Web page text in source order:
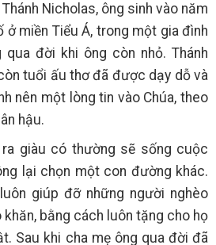
Nicholas, ông sinh vào năm
ở miền Tiểu Á, trong một gia đình
qua đời khi ông còn nhỏ. Thánh
tuổi ấu thơ đã được dạy dỗ và
nên một lòng tin vào Chúa, theo
hậu.
giàu có thường sẽ sống cuộc
lại chọn một con đường khác.
giúp đỡ những người nghèo
khăn, bằng cách luôn tặng cho họ
Sau khi cha mẹ ông qua đời đã